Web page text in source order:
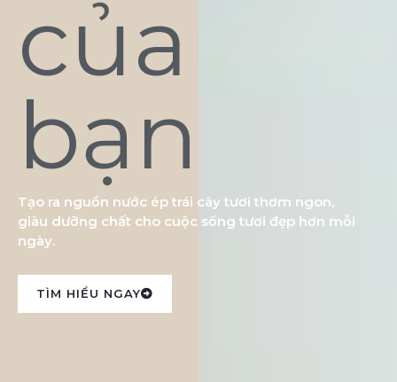
của
bạn
Tạo ra nguồn nước ép trái cây tươi thơm ngon,
giàu dưỡng chất cho cuộc sống tươi đẹp hơn mỗi
ngày.
TÌM HIỂU NGAY